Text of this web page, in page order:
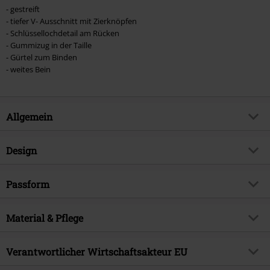
- gestreift
- tiefer V- Ausschnitt mit Zierknöpfen
- Schlüssellochdetail am Rücken
- Gummizug in der Taille
- Gürtel zum Binden
- weites Bein
Allgemein
Artikelnummer:
Brand
Erscheinungsdatum
Design
Produkt-Typ
Farbe
Passform
Beinform
Material & Pflege
Obermaterial 100% Viskose
Verantwortlicher Wirtschaftsakteur EU